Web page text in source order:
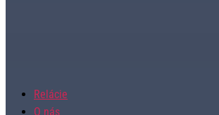
Relácie
O nás